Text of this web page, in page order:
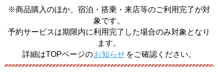
※商品購入のほか、宿泊・搭乗・来店等のご利用完了が対
象です。
予約サービスは期限内に利用完了した場合のみ対象となり
ます。
詳細はTOPページの お知らせ をご確認ください。